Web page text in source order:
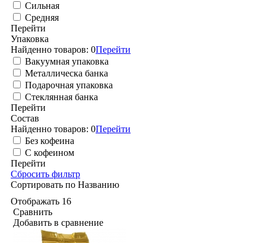
Сильная
Средняя
Перейти
Упаковка
Найденно товаров: 0Перейти
Вакуумная упаковка
Металлическа банка
Подарочная упаковка
Стеклянная банка
Перейти
Состав
Найденно товаров: 0Перейти
Без кофеина
С кофеином
Перейти
Сбросить фильтр
Сортировать по Названию
Отображать 16
Сравнить
Добавить в сравнение